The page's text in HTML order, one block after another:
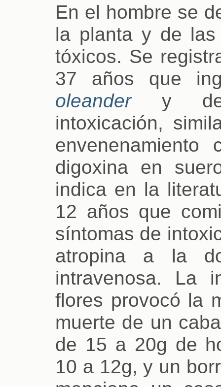
En el hombre se
la planta y de las
tóxicos. Se
37 años que
oleandery
intoxicación,
digoxina en
indica en la
12 años que
síntomas de
atropina a la
intravenosa. La
flores provocó la
muerte de un
de 15 a 20g de
10 a 12g, y un